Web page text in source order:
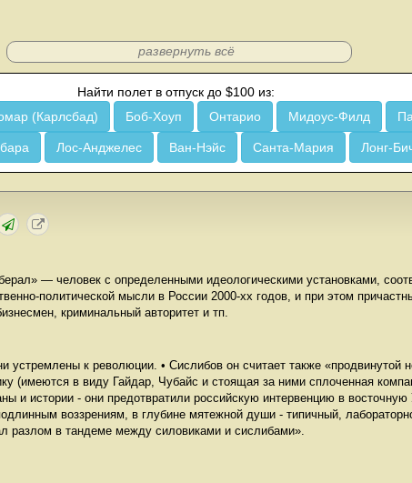
развернуть всё
Найти полет в отпуск до $100 из:
(Карлсбад) Боб-Хоуп Онтарио Мидоус-Филд
Лос-Анджелес Ван-Нэйс Санта-Мария Лонг-
— человек с определенными идеологическими установками,
политической мысли в России 2000-хх годов, и при этом
криминальный авторитет и тп.
устремлены к революции. • Сислибов он считает также «продвинутой
(имеются в виду Гайдар, Чубайс и стоящая за ними сплоченная
и истории - они предотвратили российскую интервенцию в восточную
воззрениям, в глубине мятежной души - типичный,
разлом в тандеме между силовиками и сислибами».